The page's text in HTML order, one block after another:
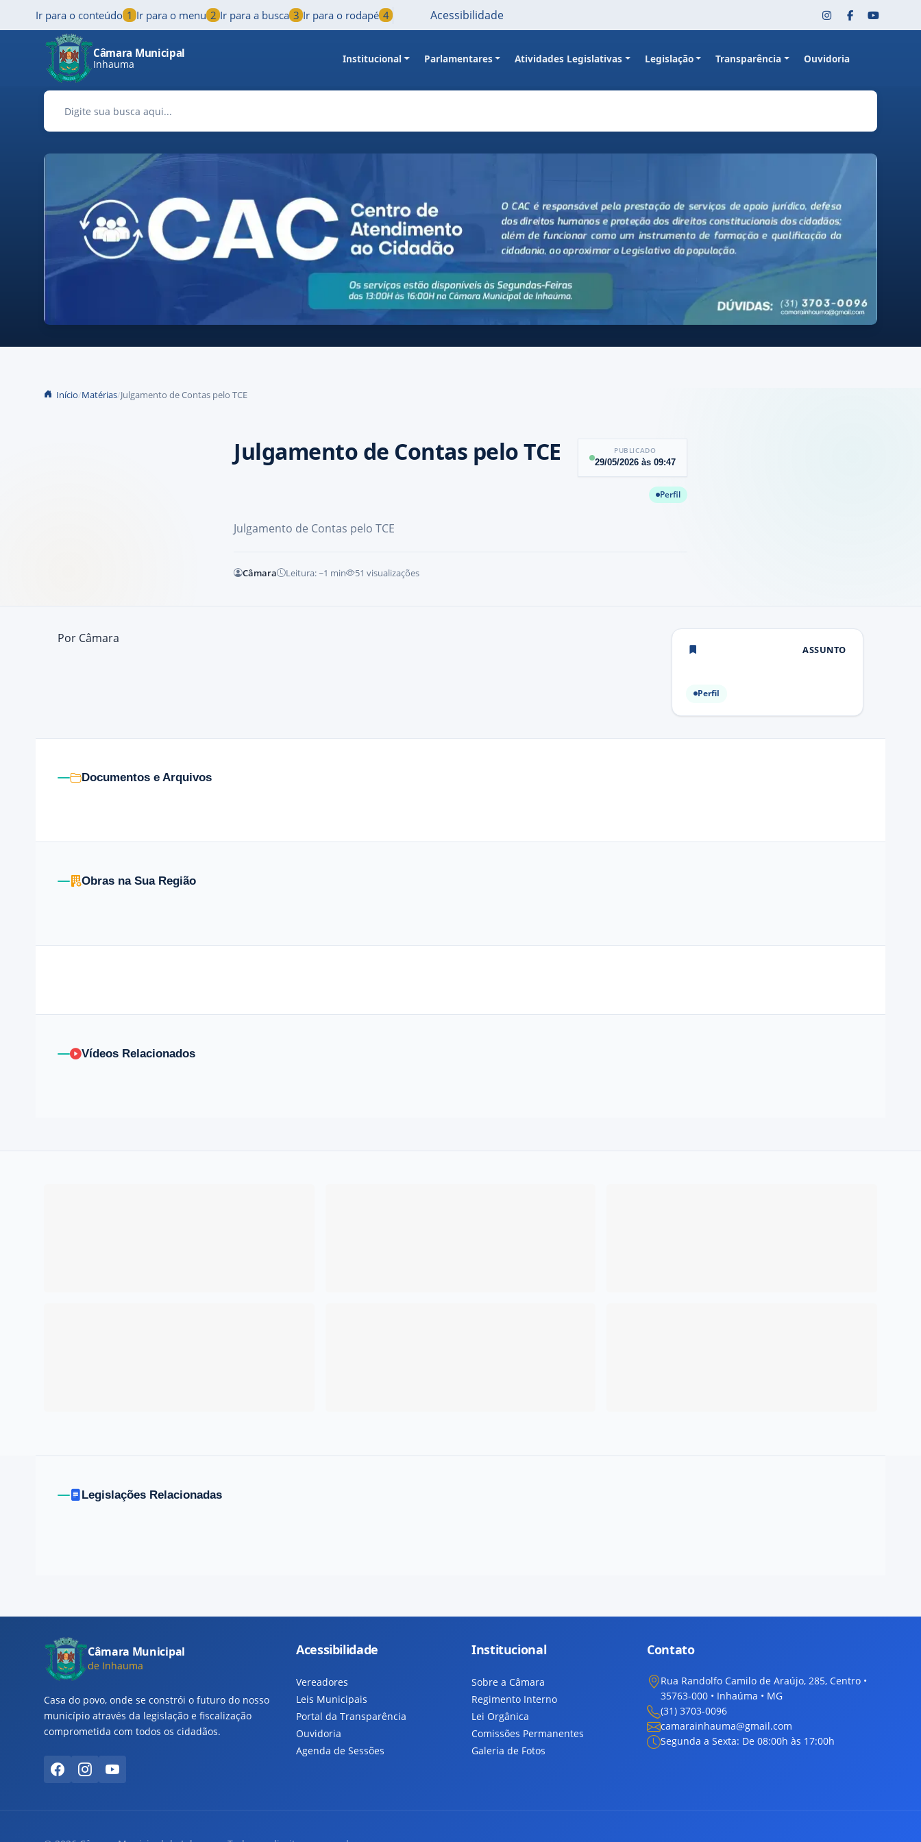
Pular para o conteúdo principal
Ir para o conteúdo 1 Ir para o menu 2 Ir para a busca 3 Ir para o rodapé 4 Acessibilidade
Câmara Municipal
Inhauma Institucional Parlamentares Atividades Legislativas Legislação Transparência Ouvidoria
Início Matérias Julgamento de Contas pelo TCE
Julgamento de Contas pelo TCE PUBLICADO
29/05/2026às 09:47
Perfil
Julgamento de Contas pelo TCE
Câmara Leitura: ~1 min 51 visualizações
Por Câmara
ASSUNTO
Perfil
Documentos e Arquivos
Obras na Sua Região
Vídeos Relacionados
Legislações Relacionadas
Câmara Municipal
de Inhauma
Casa do povo, onde se constrói o futuro do nosso
município através da legislação e fiscalização
comprometida com todos os cidadãos.
Acessibilidade
Vereadores
Leis Municipais
Portal da Transparência
Ouvidoria
Agenda de Sessões
Institucional
Sobre a Câmara
Regimento Interno
Lei Orgânica
Comissões Permanentes
Galeria de Fotos
Contato
Rua Randolfo Camilo de Araújo, 285, Centro •
35763-000 • Inhaúma • MG
(31) 3703-0096
camarainhauma@gmail.com
Segunda a Sexta: De 08:00h às 17:00h